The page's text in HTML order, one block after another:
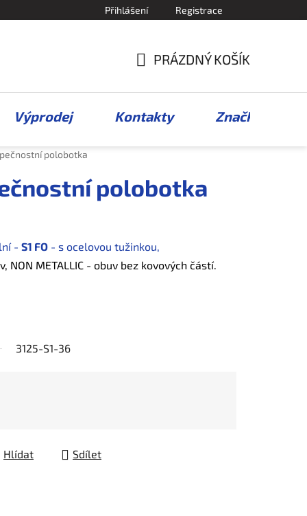
Přihlášení Registrace
KOŠÍK
PRÁZDNÝ KOŠÍK
Výprodej Kontakty Značky
polobotka
polobotka
- S1 FO - s ocelovou tužinkou,
, NON METALLIC - obuv bez kovových částí.
3125-S1-36
Hlídat Sdílet